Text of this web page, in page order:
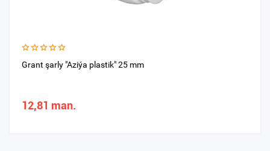
Grant şarly "Aziýa plastik" 25 mm
12,81 man.